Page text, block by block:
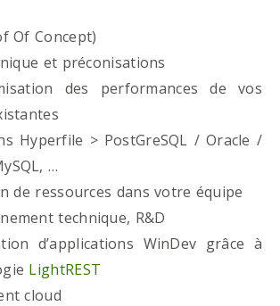
Of Concept)
et préconisations
des performances de vos
Hyperfile > PostGreSQL / Oracle /
…
ressources dans votre équipe
technique, R&D
d’applications WinDev grâce à
LightREST
cloud